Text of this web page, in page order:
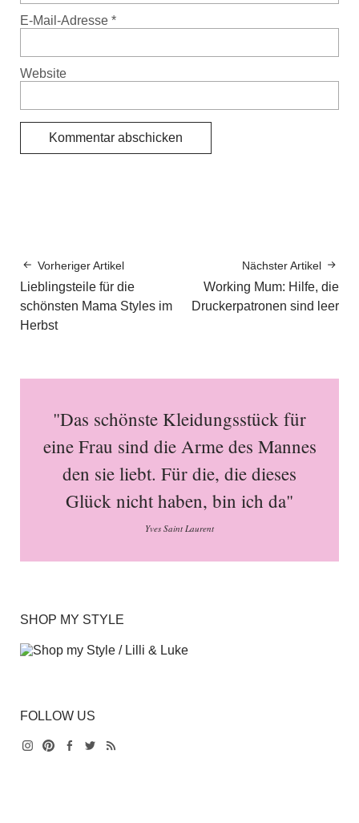
E-Mail-Adresse *
Website
Vorheriger Artikel
Lieblingsteile für die
schönsten Mama Styles im
Herbst
Nächster Artikel
Working Mum: Hilfe, die
Druckerpatronen sind leer
"Das schönste Kleidungsstück für
eine Frau sind die Arme des Mannes
den sie liebt. Für die, die dieses
Glück nicht haben, bin ich da"
Yves Saint Laurent
SHOP MY STYLE
FOLLOW US